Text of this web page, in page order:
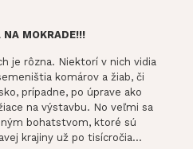
NA MOKRADE!!!
je rôzna. Niektorí v nich vidia
komárov a žiab, či
prípadne, po úprave ako
na výstavbu. No veľmi sa
bohatstvom, ktoré sú
krajiny už po tisícročia…